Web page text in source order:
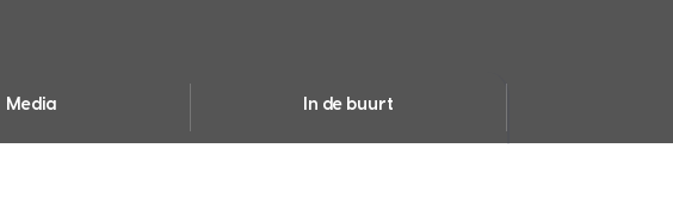
Media In de buurt